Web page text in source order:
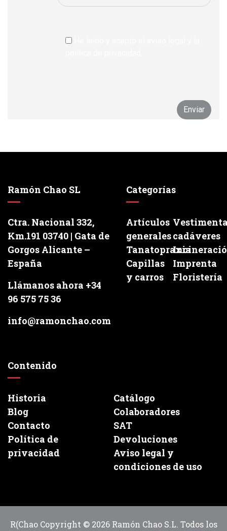
Ramón Chao SL
Ctra. Nacional 332,
Km.191 03740 | Gata de
Gorgos Alicante –
España
Llámanos ahora +34
96 575 75 36
info@ramonchao.com
Categorías
Artículos
generalescadáveres
Tanatopraxia
Capillas
y carros
Imprenta
Floristería
Contenido
Historia
Catálogo
Blog
Colaboradores
Contacto
SAT
Política de
privacidad
Devoluciones
Aviso legal y
condiciones de uso
R(Chao Copyright © 2026 Ramón Chao S.L. Todos los